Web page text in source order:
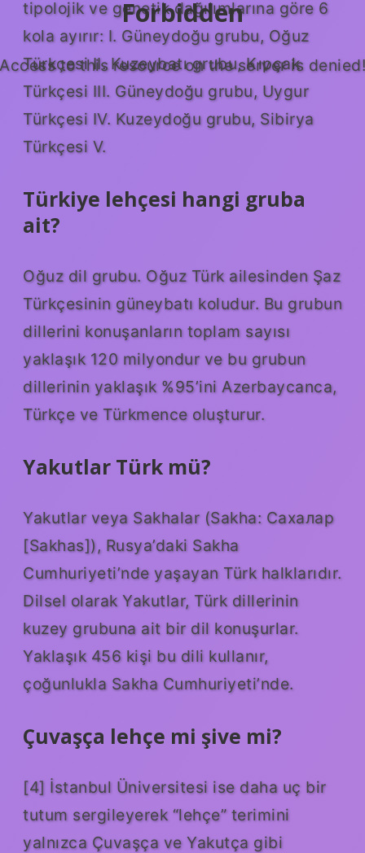
tipolojik ve genetik dağılımlarına göre 6
kola ayırır: I. Güneydoğu grubu, Oğuz
Türkçesi II. Kuzeybatı grubu, Kıpçak
Türkçesi III. Güneydoğu grubu, Uygur
Türkçesi IV. Kuzeydoğu grubu, Sibirya
Türkçesi V.
Türkiye lehçesi hangi gruba
ait?
Oğuz dil grubu. Oğuz Türk ailesinden Şaz
Türkçesinin güneybatı koludur. Bu grubun
dillerini konuşanların toplam sayısı
yaklaşık 120 milyondur ve bu grubun
dillerinin yaklaşık %95’ini Azerbaycanca,
Türkçe ve Türkmence oluşturur.
Yakutlar Türk mü?
Yakutlar veya Sakhalar (Sakha: Сахалар
[Sakhas]), Rusya’daki Sakha
Cumhuriyeti’nde yaşayan Türk halklarıdır.
Dilsel olarak Yakutlar, Türk dillerinin
kuzey grubuna ait bir dil konuşurlar.
Yaklaşık 456 kişi bu dili kullanır,
çoğunlukla Sakha Cumhuriyeti’nde.
Çuvaşça lehçe mi şive mi?
[4] İstanbul Üniversitesi ise daha uç bir
tutum sergileyerek “lehçe” terimini
yalnızca Çuvaşça ve Yakutça gibi
Forbidden
Access to this resource on the server is denied!